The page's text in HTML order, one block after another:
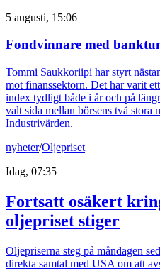
5 augusti, 15:06
Fondvinnare med
Tommi Saukkoriipi har styrt
mot finanssektorn. Det har varit
index tydligt både i år och på
valt sida mellan börsens två stora
Industrivärden.
nyheter/Oljepriset
Idag, 07:35
Fortsatt osäkert
oljepriset stiger
Oljepriserna steg på måndagen
direkta samtal med USA om att